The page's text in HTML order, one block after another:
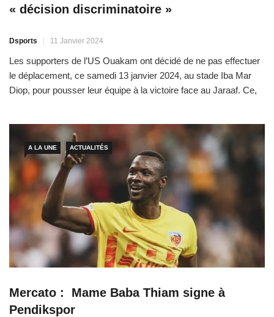
« décision discriminatoire »
Dsports 11 Janvier 2024
Les supporters de l’US Ouakam ont décidé de ne pas effectuer
le déplacement, ce samedi 13 janvier 2024, au stade Iba Mar
Diop, pour pousser leur équipe à la victoire face au Jaraaf. Ce,
pour la 12e journée de Ligue […]
A LA UNE ACTUALITÉS
Mercato : Mame Baba Thiam signe à
Pendikspor